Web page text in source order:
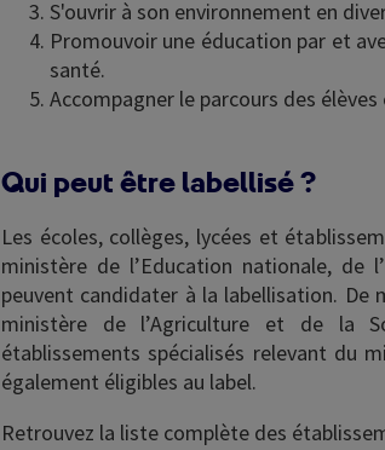
S'ouvrir à son environnement en
Promouvoir une éducation par et
santé.
Accompagner le parcours des
Qui peut être labellisé ?
Les écoles, collèges, lycées et
ministère de l’Education nationale, de
peuvent candidater à la labellisation. De
ministère de l’Agriculture et de la
établissements spécialisés relevant du
également éligibles au label.
Retrouvez la liste complète des